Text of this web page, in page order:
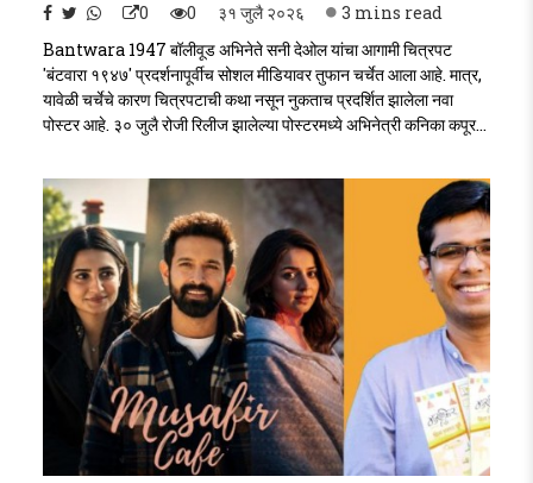
0 0 ३१ जुलै २०२६
3 mins read
Bantwara 1947 बॉलीवूड अभिनेते सनी देओल यांचा आगामी चित्रपट
'बंटवारा १९४७' प्रदर्शनापूर्वीच सोशल मीडियावर तुफान चर्चेत आला आहे. मात्र,
यावेळी चर्चेचे कारण चित्रपटाची कथा नसून नुकताच प्रदर्शित झालेला नवा
पोस्टर आहे. ३० जुलै रोजी रिलीज झालेल्या पोस्टरमध्ये अभिनेत्री कनिका कपूर
कियारा अडवाणी सारखा दिसत असल्याने नेटकरी चांगलेच गोंधळात पडले
आहेत.Bantwara 1947..